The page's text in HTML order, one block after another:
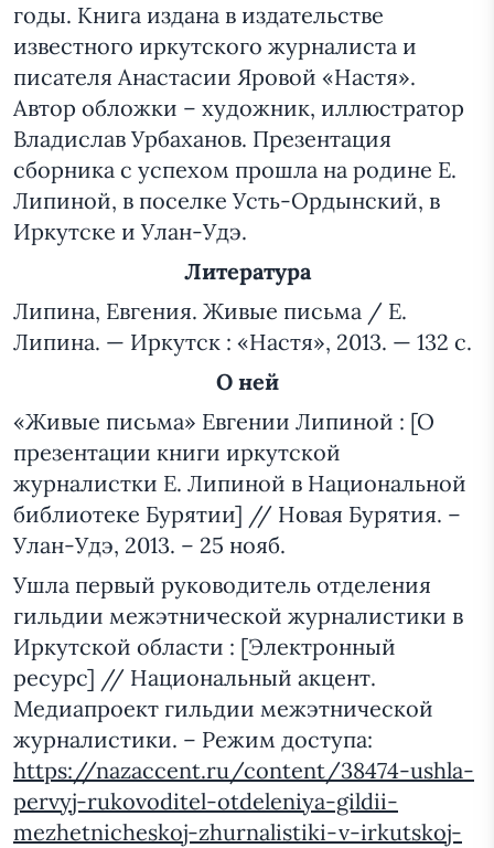
годы. Книга издана в издательстве
известного иркутского журналиста и
писателя Анастасии Яровой «Настя».
Автор обложки – художник, иллюстратор
Владислав Урбаханов. Презентация
сборника с успехом прошла на родине Е.
Липиной, в поселке Усть-Ордынский, в
Иркутске и Улан-Удэ.
Литература
Липина, Евгения. Живые письма / Е.
Липина. — Иркутск : «Настя», 2013. — 132 с.
О ней
«Живые письма» Евгении Липиной : [О
презентации книги иркутской
журналистки Е. Липиной в Национальной
библиотеке Бурятии] // Новая Бурятия. –
Улан-Удэ, 2013. – 25 нояб.
Ушла первый руководитель отделения
гильдии межэтнической журналистики в
Иркутской области : [Электронный
ресурс] // Национальный акцент.
Медиапроект гильдии межэтнической
журналистики. – Режим доступа:
https://nazaccent.ru/content/38474-ushla-
pervyj-rukovoditel-otdeleniya-gildii-
mezhetnicheskoj-zhurnalistiki-v-irkutskoj-